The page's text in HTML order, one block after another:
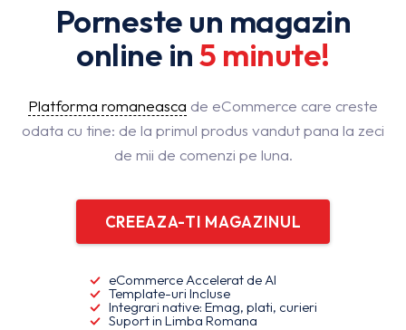
Porneste un magazin
online in5 minute!
Platforma romaneasca de eCommerce care creste
odata cu tine: de la primul produs vandut pana la zeci
de mii de comenzi pe luna.
CREEAZA-TI MAGAZINUL
eCommerce Accelerat de AI
Template-uri Incluse
Integrari native: Emag, plati, curieri
Suport in Limba Romana